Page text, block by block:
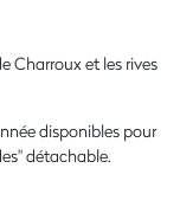
Charroux et les rives
disponibles pour
détachable.